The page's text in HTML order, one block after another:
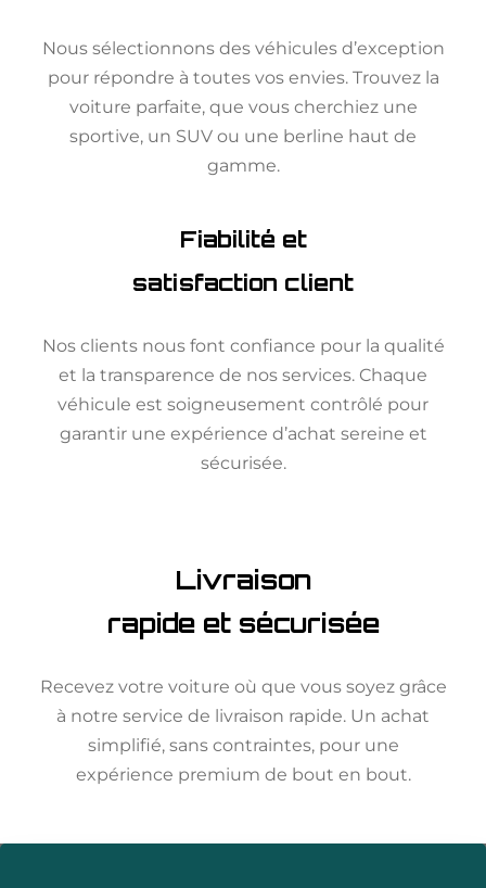
Nous sélectionnons des véhicules d’exception
pour répondre à toutes vos envies. Trouvez la
voiture parfaite, que vous cherchiez une
sportive, un SUV ou une berline haut de
gamme.
Fiabilité et
satisfaction client
Nos clients nous font confiance pour la qualité
et la transparence de nos services. Chaque
véhicule est soigneusement contrôlé pour
garantir une expérience d’achat sereine et
sécurisée.
Livraison
rapide et sécurisée
Recevez votre voiture où que vous soyez grâce
à notre service de livraison rapide. Un achat
simplifié, sans contraintes, pour une
expérience premium de bout en bout.